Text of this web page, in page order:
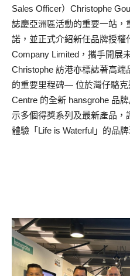
Sales Officer）Christophe
誌慶亞洲區活動的重要一站，
諾，並正式介紹新任品牌授
Company Limited，攜手開展
Christophe 訪港亦標誌著高
的重要里程碑— 位於灣仔駱克
Centre 的全新 hansgrohe 品
示多個得獎系列及最新產品，
體驗「Life is Waterful」的品牌